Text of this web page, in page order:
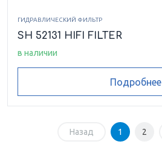
ГИДРАВЛИЧЕСКИЙ ФИЛЬТР
SH 52131 HIFI FILTER
в наличии
Подробнее
Назад 1 2